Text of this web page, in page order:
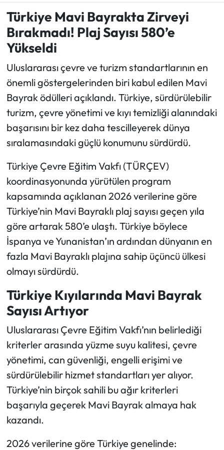
Türkiye Mavi Bayrakta Zirveyi
Bırakmadı! Plaj Sayısı 580’e
Yükseldi
Uluslararası çevre ve turizm standartlarının en
önemli göstergelerinden biri kabul edilen Mavi
Bayrak ödülleri açıklandı. Türkiye, sürdürülebilir
turizm, çevre yönetimi ve kıyı temizliği alanındaki
başarısını bir kez daha tescilleyerek dünya
sıralamasındaki güçlü konumunu sürdürdü.
Türkiye Çevre Eğitim Vakfı (TÜRÇEV)
koordinasyonunda yürütülen program
kapsamında açıklanan 2026 verilerine göre
Türkiye’nin Mavi Bayraklı plaj sayısı geçen yıla
göre artarak 580’e ulaştı. Türkiye böylece
İspanya ve Yunanistan’ın ardından dünyanın en
fazla Mavi Bayraklı plajına sahip üçüncü ülkesi
olmayı sürdürdü.
Türkiye Kıyılarında Mavi Bayrak
Sayısı Artıyor
Uluslararası Çevre Eğitim Vakfı’nın belirlediği
kriterler arasında yüzme suyu kalitesi, çevre
yönetimi, can güvenliği, engelli erişimi ve
sürdürülebilir hizmet standartları yer alıyor.
Türkiye’nin birçok sahili bu ağır kriterleri
başarıyla geçerek Mavi Bayrak almaya hak
kazandı.
2026 verilerine göre Türkiye genelinde:
Spor Yazıları
Mektup Galeri
Ekonomi
Sağlık
Turizm
Teknoloji